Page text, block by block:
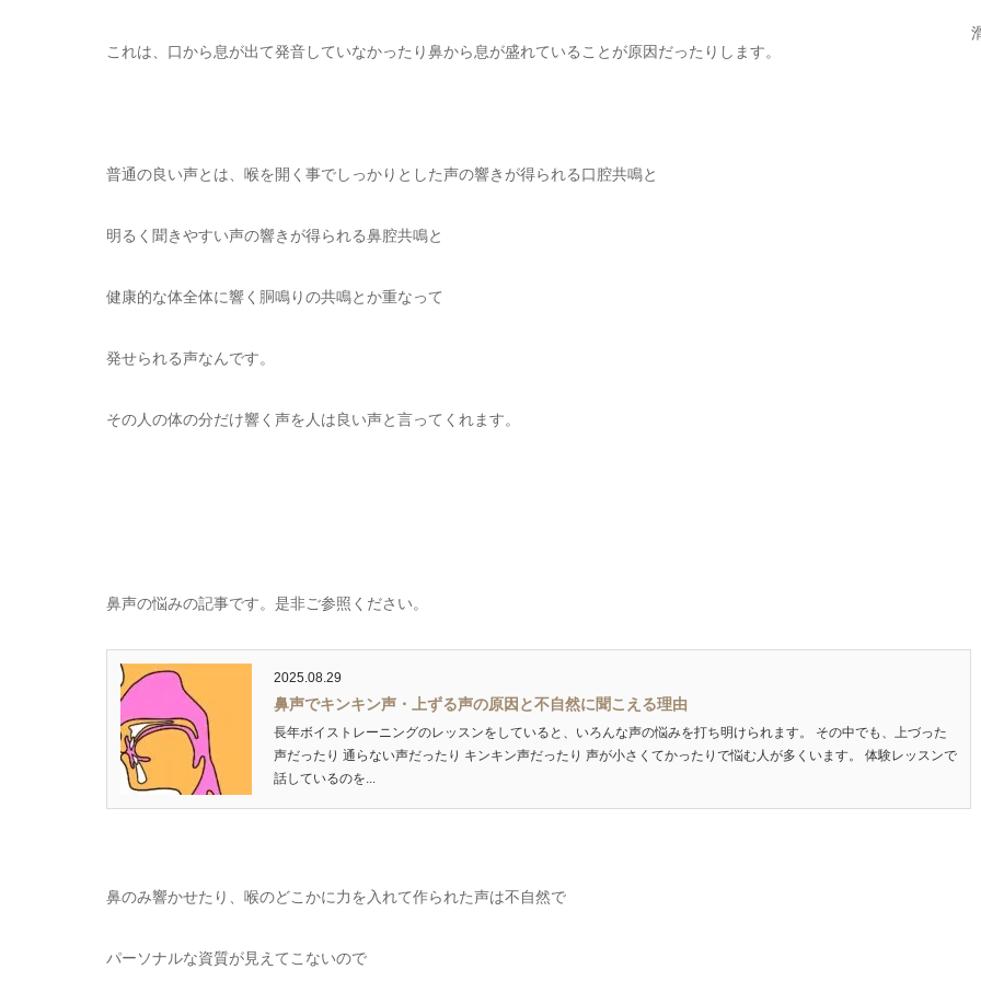
これは、口から息が出て発音していなかったり鼻から息が盛れていることが原因だったりします。
普通の良い声とは、喉を開く事でしっかりとした声の響きが得られる口腔共鳴と
明るく聞きやすい声の響きが得られる鼻腔共鳴と
健康的な体全体に響く胴鳴りの共鳴とか重なって
発せられる声なんです。
その人の体の分だけ響く声を人は良い声と言ってくれます。
鼻声の悩みの記事です。是非ご参照ください。
2025.08.29
鼻声でキンキン声・上ずる声の原因と不自然に聞こえる理由
長年ボイストレーニングのレッスンをしていると、いろんな声の悩みを打ち明けられます。 その中でも、上づった
声だったり 通らない声だったり キンキン声だったり 声が小さくてかったりで悩む人が多くいます。 体験レッスンで
話しているのを...
鼻のみ響かせたり、喉のどこかに力を入れて作られた声は不自然で
パーソナルな資質が見えてこないので